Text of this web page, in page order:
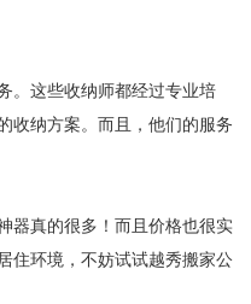
。这些收纳师都经过专业培
收纳方案。而且，他们的服务
器真的很多！而且价格也很实
住环境，不妨试试越秀搬家公